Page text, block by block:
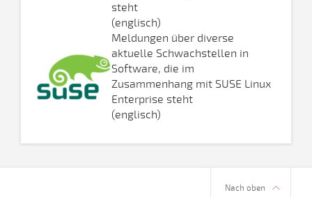
steht
(englisch)
Meldungen über diverse
aktuelle Schwachstellen in
Software, die im
Zusammenhang mit SUSE Linux
Enterprise steht
(englisch)
Nach oben